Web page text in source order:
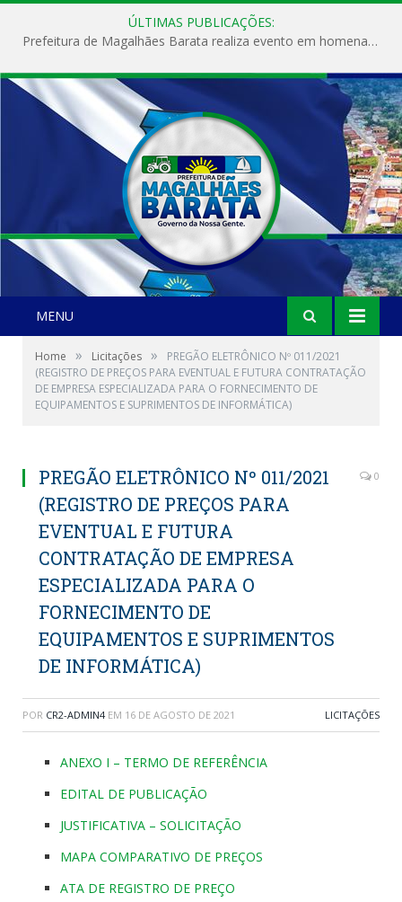
ÚLTIMAS PUBLICAÇÕES:
Prefeitura de Magalhães Barata realiza evento em homenagem ao Dia Internacional da Mulher
MENU
Home » Licitações »
PREGÃO ELETRÔNICO Nº 011/2021
(REGISTRO DE PREÇOS PARA EVENTUAL E FUTURA CONTRATAÇÃO
DE EMPRESA ESPECIALIZADA PARA O FORNECIMENTO DE
EQUIPAMENTOS E SUPRIMENTOS DE INFORMÁTICA)
PREGÃO ELETRÔNICO Nº 011/2021
(REGISTRO DE PREÇOS PARA
EVENTUAL E FUTURA
CONTRATAÇÃO DE EMPRESA
ESPECIALIZADA PARA O
FORNECIMENTO DE
EQUIPAMENTOS E SUPRIMENTOS
DE INFORMÁTICA)
0
POR CR2-ADMIN4 EM 16 DE AGOSTO DE 2021 LICITAÇÕES
ANEXO I – TERMO DE REFERÊNCIA
EDITAL DE PUBLICAÇÃO
JUSTIFICATIVA – SOLICITAÇÃO
MAPA COMPARATIVO DE PREÇOS
ATA DE REGISTRO DE PREÇO